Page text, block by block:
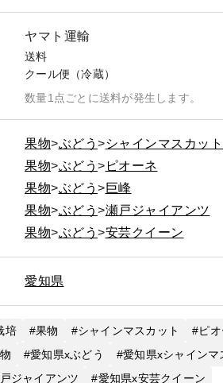
ヤマト運輸
送料
クール便（冷蔵）
数量1点ごとに送料が発生します。
果物 ぶどう
シャインマスカット
果物
ぶどう
ピオーネ
果物
ぶどう
巨峰
果物
ぶどう
瀬戸ジャイアンツ
果物
ぶどう 安芸クイーン
愛知県
培 果物 シャインマスカット ピ
愛知県xぶどう 愛知県xシャインマ
ジャイアンツ
愛知県x安芸クイーン